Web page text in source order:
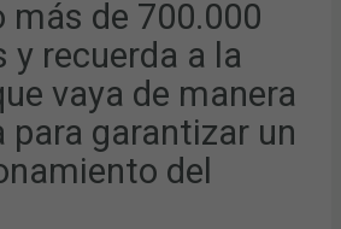
más de 700.000
y recuerda a la
vaya de manera
para garantizar un
del